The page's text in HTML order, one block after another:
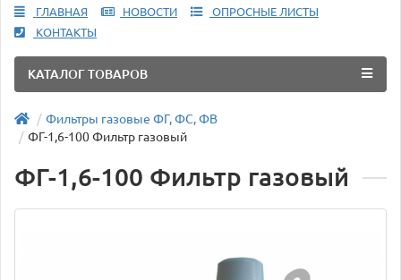
ГЛАВНАЯ НОВОСТИ
ОПРОСНЫЕ ЛИСТЫ
КОНТАКТЫ
КАТАЛОГ ТОВАРОВ
Фильтры газовые ФГ, ФС, ФВ
ФГ-1,6-100 Фильтр газовый
ФГ-1,6-100 Фильтр газовый